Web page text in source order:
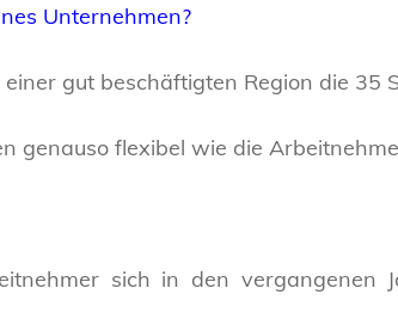
Unternehmen?
gut beschäftigten Region die 35
genauso flexibel wie die
sich in den vergangenen